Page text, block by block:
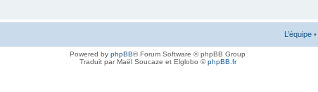
L’équipe •
Powered by phpBB® Forum Software © phpBB Group
Traduit par Maël Soucaze et Elglobo ©phpBB.fr